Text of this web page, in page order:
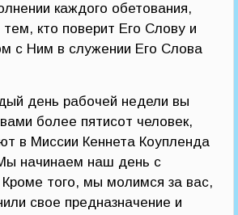
каждого обетования,
кто поверит Его Слову и
с Ним в служении Его Слова
день рабочей недели вы
более пятисот человек,
в Миссии Кеннета Коупленда
начинаем наш день с
того, мы молимся за вас,
свое предназначение и